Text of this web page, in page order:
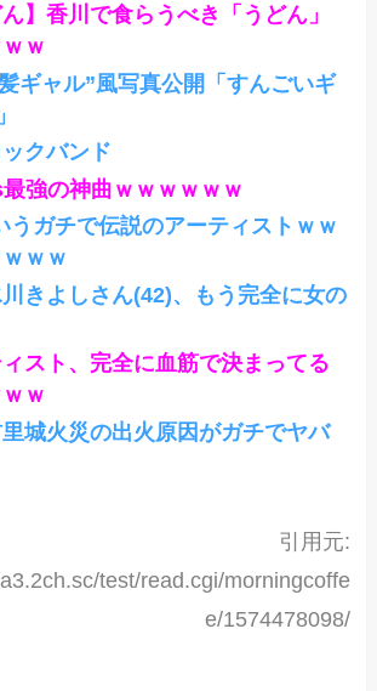
ん】香川で食らうべき「うどん」
ｗ
ギャル”風写真公開「すんごいギ
クバンド
強の神曲ｗｗｗｗｗｗ
うガチで伝説のアーティストｗｗ
ｗｗ
川きよしさん(42)、もう完全に女の
スト、完全に血筋で決まってる
ｗ
里城火災の出火原因がガチでヤバ
引用元:
test/read.cgi/morningcoffe
e/1574478098/